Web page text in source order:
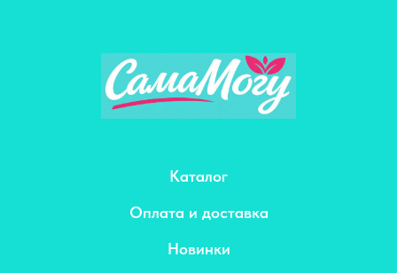
Каталог
Оплата и доставка
Новинки